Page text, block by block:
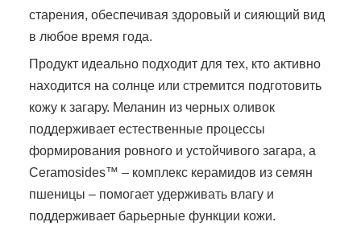
старения, обеспечивая здоровый и сияющий вид
в любое время года.
Продукт идеально подходит для тех, кто активно
находится на солнце или стремится подготовить
кожу к загару. Меланин из черных оливок
поддерживает естественные процессы
формирования ровного и устойчивого загара, а
Ceramosides™ – комплекс керамидов из семян
пшеницы – помогает удерживать влагу и
поддерживает барьерные функции кожи.